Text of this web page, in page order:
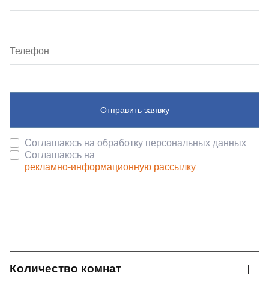
Отправить заявку
Соглашаюсь на обработку персональных данных
Соглашаюсь на
рекламно-информационную рассылку
Количество комнат